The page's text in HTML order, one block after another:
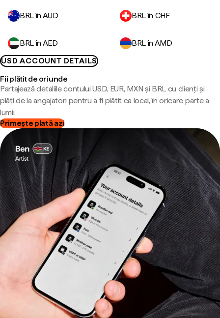
BRL în AUD BRL în CHF
BRL în AED
BRL în AMD
USD ACCOUNT DETAILS
Fii plătit de oriunde
Partajează detaliile contului USD, EUR, MXN și BRL cu clienți și
plăți de la angajatori pentru a fi plătit ca local, în oricare parte a
lumii.
Primește plată azi